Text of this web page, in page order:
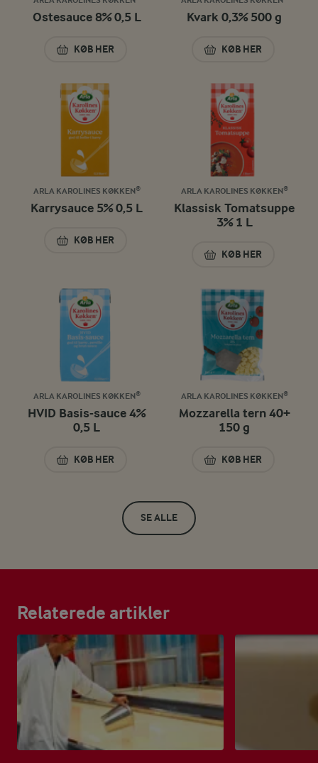
Ostesauce 8% 0,5 L
KØB HER
OSTESAUCE 8% 0,5 L
Kvark 0,3% 500 g
KØB HER
KVARK 0,3% 500 G
ARLA KAROLINES KØKKEN®
Karrysauce 5% 0,5 L
KØB HER
KARRYSAUCE 5% 0,5 L
ARLA KAROLINES KØKKEN®
Klassisk Tomatsuppe
3% 1 L
KØB HER
KLASSISK
ARLA KAROLINES KØKKEN®
HVID Basis-sauce 4%
0,5 L
KØB HER
HVID BASIS-SAUCE 4% 0,5 L
ARLA KAROLINES KØKKEN®
Mozzarella tern 40+
150 g
KØB HER
MOZZARELLA
SE ALLE
Relaterede artikler